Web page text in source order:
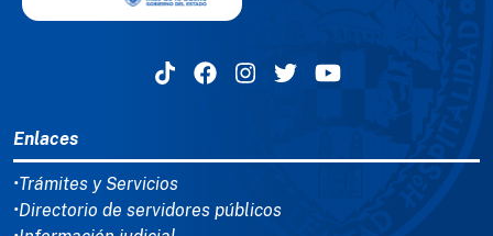
Enlaces
•Trámites y Servicios
•Directorio de servidores públicos